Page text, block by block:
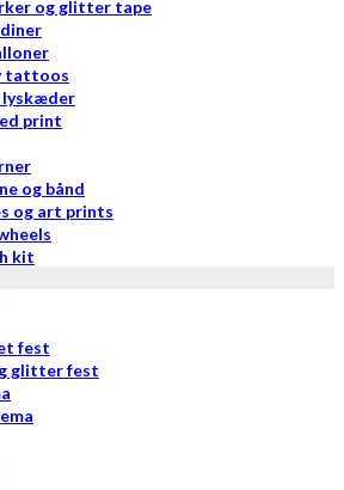
og glitter tape
tattoos
lyskæder
print
og bånd
og art prints
kit
fest
glitter fest